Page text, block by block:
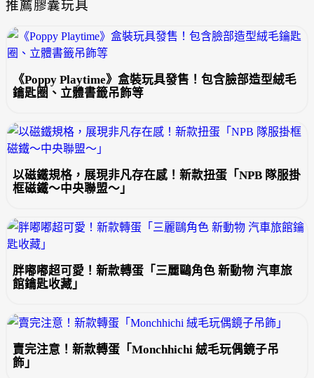
推薦膠囊玩具
《Poppy Playtime》盒裝玩具發售！包含臉部造型絨毛
鑰匙圈、立體書籤吊飾等
以磁鐵規格，展現非凡存在感！新款扭蛋「NPB 隊服掛
框磁鐵～中央聯盟～」
胖嘟嘟超可愛！新款轉蛋「三麗鷗角色 新動物 汽車旅
館鑰匙收藏」
賣完注意！新款轉蛋「Monchhichi 絨毛玩偶鏡子吊
飾」